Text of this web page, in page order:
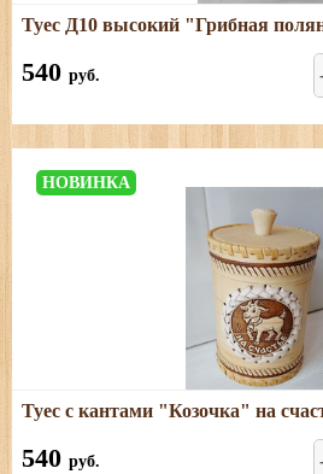
Подробнее
Размеры: высота (с хватком) -
объем - 1,1
Туес Д10 высокий "Грибная
540 руб.
НОВИНКА
Подробнее
Размеры: высота (с хватком) -
объём -
Туес с кантами "Козочка" на
540 руб.